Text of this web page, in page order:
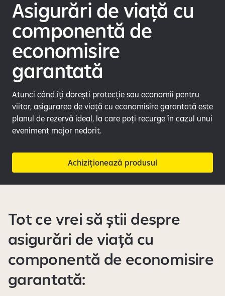
Asigurări de viață cu
componentă de
economisire
garantată
Atunci când îți dorești protecție sau economii pentru
viitor, asigurarea de viață cu economisire garantată este
planul de rezervă ideal, la care poți recurge în cazul unui
eveniment major nedorit.
Achiziționează produsul
Tot ce vrei să știi despre
asigurări de viață cu
componentă de economisire
garantată: